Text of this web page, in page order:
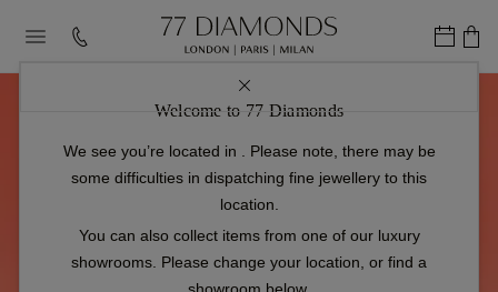
Welcome to 77 Diamonds
We see you’re located in
. Please note, there may be
some difficulties in dispatching fine jewellery to this
location.
You can also collect items from one of our luxury
showrooms. Please change your location, or find a
Limited Time Offer - Скидка
до 30%
Ищете что-то блестящее? Найдите идеальный подарок с 77.